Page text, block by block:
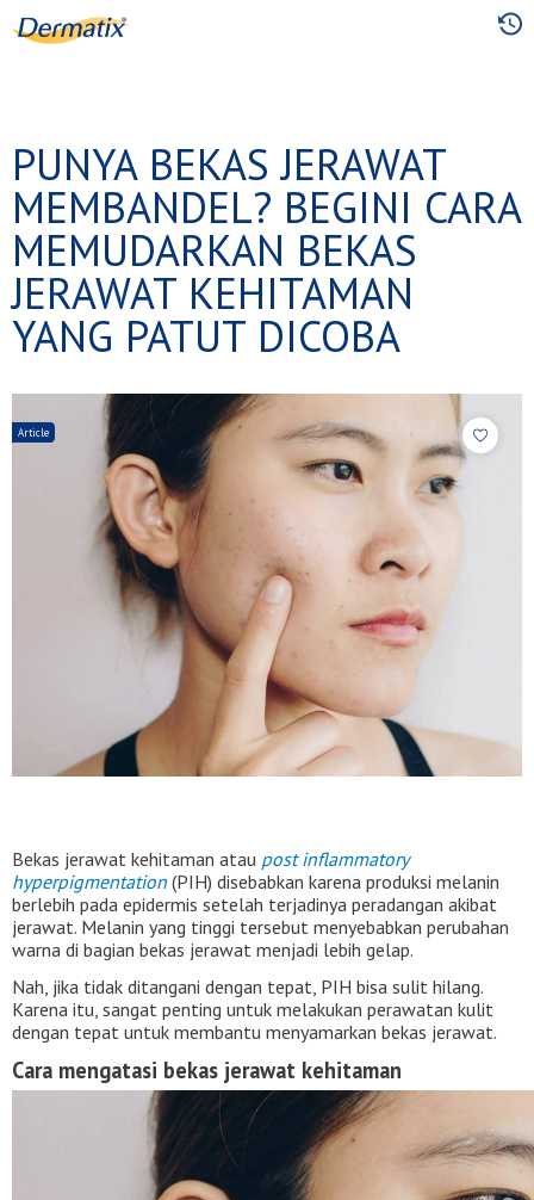
PUNYA BEKAS JERAWAT
MEMBANDEL? BEGINI CARA
MEMUDARKAN BEKAS
JERAWAT KEHITAMAN
YANG PATUT DICOBA
Article
Bekas jerawat kehitaman atau post inflammatory
hyperpigmentation (PIH) disebabkan karena produksi melanin
berlebih pada epidermis setelah terjadinya peradangan akibat
jerawat. Melanin yang tinggi tersebut menyebabkan perubahan
warna di bagian bekas jerawat menjadi lebih gelap.
Nah, jika tidak ditangani dengan tepat, PIH bisa sulit hilang.
Karena itu, sangat penting untuk melakukan perawatan kulit
dengan tepat untuk membantu menyamarkan bekas jerawat.
Cara mengatasi bekas jerawat kehitaman